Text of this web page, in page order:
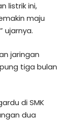
listrik ini,
maju
ujarnya.
jaringan
tiga bulan
di SMK
dua